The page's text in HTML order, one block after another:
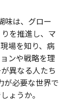
味は、グロー
を推進し、マ
場を知り、病
ンや戦略を理
異なる人たち
が必要な世界で
ょうか。